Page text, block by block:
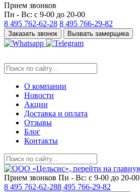
Прием звонков
Пн - Вс: с 9-00 до 20-00
8 495 762-62-28 8 495 766-29-82
Заказать звонок Вызвать замерщика
О компании
Новости
Акции
Доставка и оплата
Отзывы
Блог
Контакты
Прием звонков Пн - Вс: с 9-00 до 20-00
8 495 762-62-288 495 766-29-82